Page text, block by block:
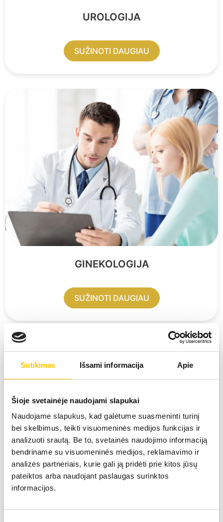
Sutikimas Išsami informacija Apie
Šioje svetainėje naudojami slapukai
Naudojame slapukus, kad galėtume suasmeninti turinį
bei skelbimus, teikti visuomeninės medijos funkcijas ir
analizuoti srautą. Be to, svetainės naudojimo informaciją
bendriname su visuomeninės medijos, reklamavimo ir
analizės partneriais, kurie gali ją pridėti prie kitos jūsų
pateiktos arba naudojant paslaugas surinktos
informacijos.
UROLOGIJA
SUŽINOTI DAUGIAU
GINEKOLOGIJA
SUŽINOTI DAUGIAU
ECHOSKOPIJA